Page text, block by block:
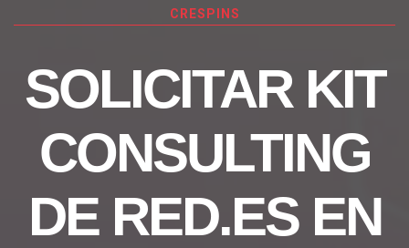
CRESPINS
SOLICITAR KIT
CONSULTING
DE RED.ES EN